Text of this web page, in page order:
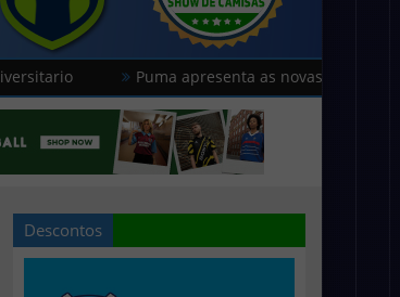
Puma apresenta as novas camisas do Stade
Descontos